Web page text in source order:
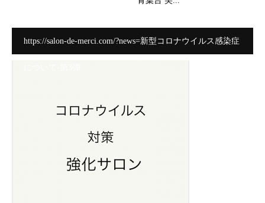
https://salon-de-merci.com/?news=新型コロナウイルス感染症